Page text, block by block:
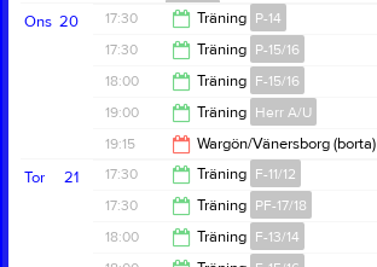
18:00
F-13/14
21:00
20
Ons 17:30 Träning P-14
19:00
17:30 Träning P-15/16
19:00
18:00 Träning F-15/16
19:30
19:00 Träning Herr A/U
20:30
19:15 Wargön/Vänersborg (borta)
21:15
21
Tor 17:30 Träning F-11/12
19:00
17:30 Träning PF-17/18
18:00 Träning F-13/14